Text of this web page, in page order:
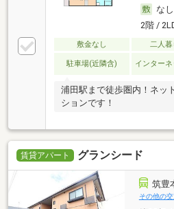
なし
2階 /
敷金なし 二人暮
駐車場(近隣含) インター
浦田駅まで徒歩圏内！ネッ
ションです！
賃貸アパート グランシード
筑豊
その他の交